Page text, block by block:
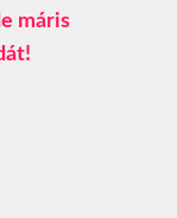
máris